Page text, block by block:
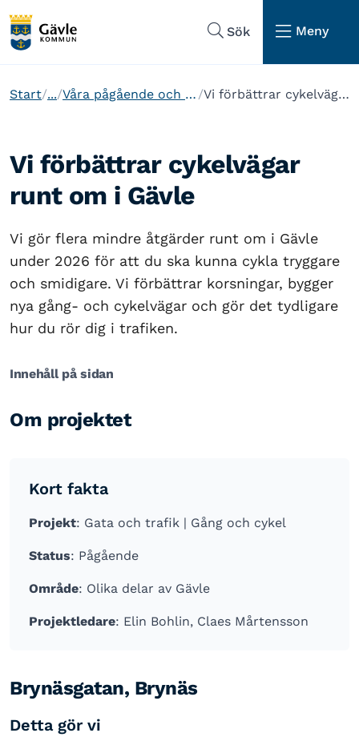
Sök
Meny
Start ... Våra pågående och planerade projekt Vi förbättrar cykelvägar runt om i Gävle
Vi förbättrar cykelvägar
runt om i Gävle
Vi gör flera mindre åtgärder runt om i Gävle
under 2026 för att du ska kunna cykla tryggare
och smidigare. Vi förbättrar korsningar, bygger
nya gång- och cykelvägar och gör det tydligare
hur du rör dig i trafiken.
Innehåll på sidan
Om projektet
Kort fakta
Projekt: Gata och trafik | Gång och cykel
Status: Pågående
Område: Olika delar av Gävle
Projektledare: Elin Bohlin, Claes Mårtensson
Brynäsgatan, Brynäs
Detta gör vi